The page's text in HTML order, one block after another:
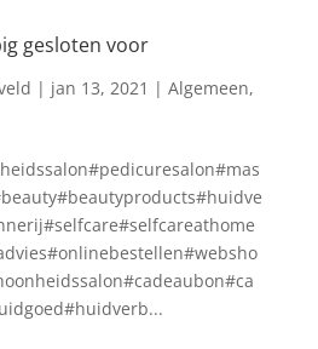
gesloten voor
| jan 13, 2021 | Algemeen,